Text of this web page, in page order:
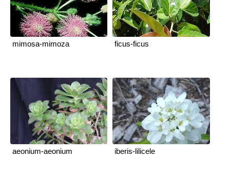
mimosa-mimoza ficus-ficus
aeonium-aeonium iberis-lilicele